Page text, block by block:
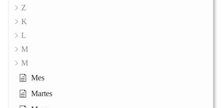
Z
K
L
M
M
Mes
Martes